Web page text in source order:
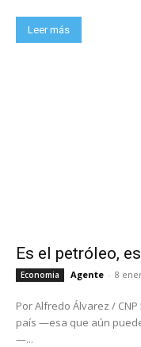
Leer más
Es el petróleo,
Economia Agente - 8
Por Alfredo Álvarez /
país —esa que aún
—...